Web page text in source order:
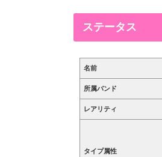
ステータス
名前
所属バンド
レアリティ
タイプ属性